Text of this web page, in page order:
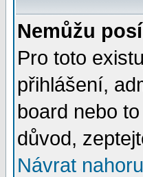
Nemůžu
Pro toto
přihlášení,
board nebo
důvod,
Návrat nahoru